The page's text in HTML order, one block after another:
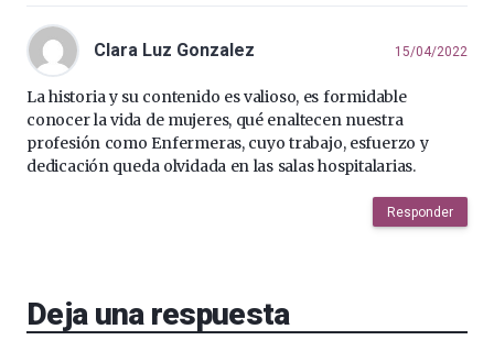
Clara Luz Gonzalez 15/04/2022
La historia y su contenido es valioso, es formidable
conocer la vida de mujeres, qué enaltecen nuestra
profesión como Enfermeras, cuyo trabajo, esfuerzo y
dedicación queda olvidada en las salas hospitalarias.
Responder
Deja una respuesta